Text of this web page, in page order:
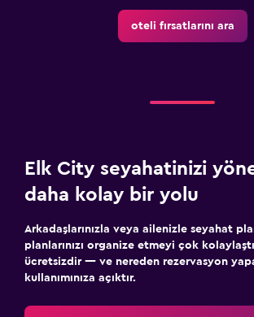
oteli fırsatlarını ara
Elk City seyahatinizi
daha kolay bir yolu
Arkadaşlarınızla veya ailenizle seyahat
planlarınızı organize etmeyi çok
ücretsizdir — ve nereden rezervasyon
kullanımınıza açıktır.